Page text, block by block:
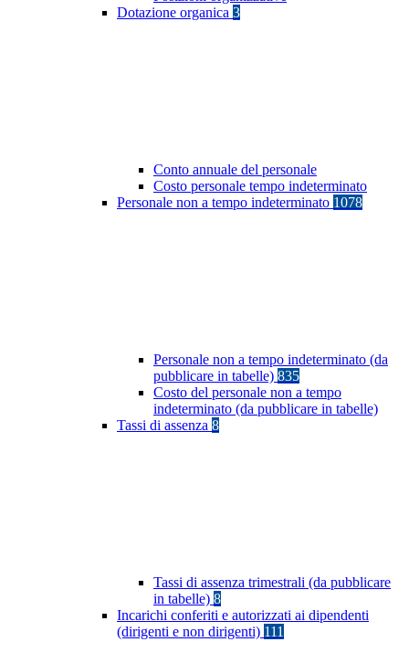
Dotazione organica 3
Conto annuale del personale
Costo personale tempo indeterminato
Personale non a tempo indeterminato 1078
Personale non a tempo indeterminato (da
pubblicare in tabelle) 835
Costo del personale non a tempo
indeterminato (da pubblicare in tabelle)
Tassi di assenza 8
Tassi di assenza trimestrali (da pubblicare
in tabelle) 8
Incarichi conferiti e autorizzati ai dipendenti
(dirigenti e non dirigenti) 111